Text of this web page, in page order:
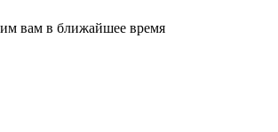
вам в ближайшее время